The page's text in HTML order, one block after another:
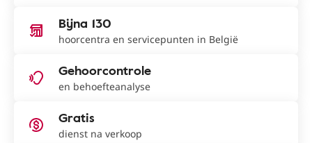
Bijna 130
hoorcentra en servicepunten in België
Gehoorcontrole
en behoefteanalyse
Gratis
dienst na verkoop